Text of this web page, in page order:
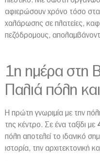
αφιερώσουν χρόνο τόσο στα
χαλάρωσης σε πλατείες,
πεζόδρομους,
1η ημέρα στη
Παλιά πόλη
Η πρώτη γνωριμία με την
της κέντρο. Σε ένα ταξίδι με
πόλη αποτελεί το ιδανικό
ιστορία, την αρχιτεκτονική